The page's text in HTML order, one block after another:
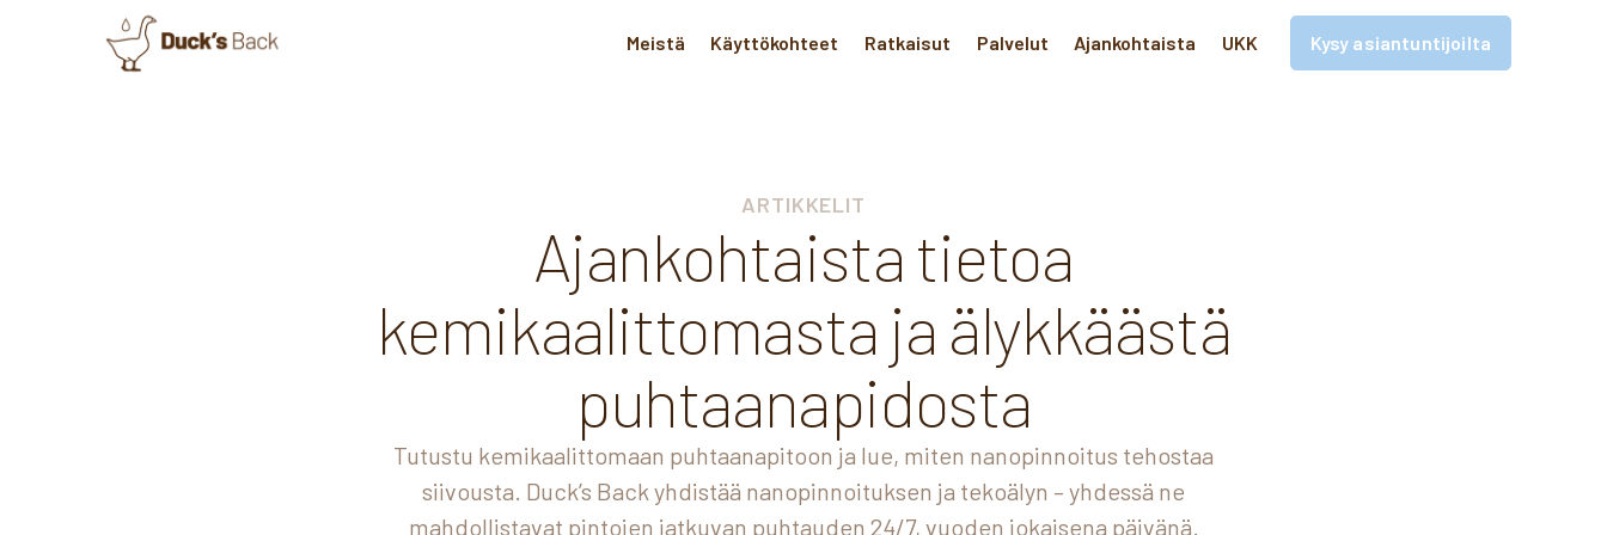
Meistä Käyttökohteet Ratkaisut Palvelut Ajankohtaista UKK Kysy asiantuntijoilta
ARTIKKELIT
Ajankohtaista tietoa
kemikaalittomasta ja älykkäästä
puhtaanapidosta
Tutustu kemikaalittomaan puhtaanapitoon ja lue, miten nanopinnoitus tehostaa
siivousta. Duck’s Back yhdistää nanopinnoituksen ja tekoälyn – yhdessä ne
mahdollistavat pintojen jatkuvan puhtauden 24/7, vuoden jokaisena päivänä.